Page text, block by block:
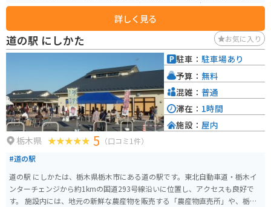
多くの人で賑わっています。特に、高根沢町産のブランド米「とおかまち」
しめるレストランも併設されており、ドライブ中の休憩に最適です。 バイク
で訪れる場合、駐車場も広々としているので安心です。周辺には、緑豊かな
自然が広がっており、ツーリングの拠点としてもおすすめです。 高根沢町
は、鬼怒川や五行川など、自然豊かな場所としても知られています。道の駅を
訪れた際には、周辺の観光スポットにも足を延ばしてみてはいかがでしょう
か。
詳しく見る
道の駅 にしかた お気に入り
栃木県 5 （口コミ1件）
#道の駅
道の駅 にしかたは、栃木県栃木市にある道の駅です。東北自動車道・栃木イ
ンターチェンジから約1kmの国道293号線沿いに位置し、アクセスも良好で
す。 施設内には、地元の新鮮な農産物を販売する「農産物直売所」や、栃木
駐車： 駐車場あり
予算： 無料
混雑： 普通
滞在： 1時間
施設： 屋内